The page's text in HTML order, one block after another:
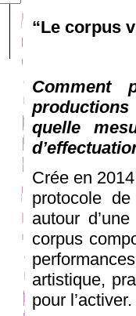
“Le corpus
Comment
productions
quelle
Crée en
protocole
autour
corpus
artistique,
pour l’activer.